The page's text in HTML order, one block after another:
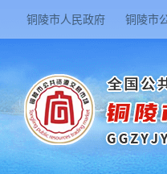
铜陵市人民政府 铜陵市